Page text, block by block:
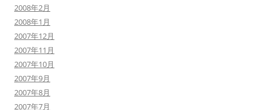
2008年2月
2008年1月
2007年12月
2007年11月
2007年10月
2007年9月
2007年8月
2007年7月